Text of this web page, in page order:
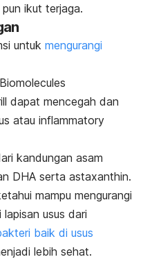
ikut terjaga.
untuk mengurangi
Biomolecules
dapat mencegah dan
atau inflammatory
kandungan asam
DHA serta astaxanthin.
mampu mengurangi
usus dari
baik di usus
lebih sehat.